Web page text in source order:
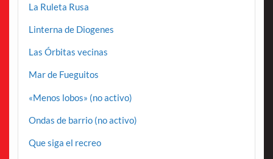
La Ruleta Rusa
Linterna de Diogenes
Las Órbitas vecinas
Mar de Fueguitos
«Menos lobos» (no activo)
Ondas de barrio (no activo)
Que siga el recreo